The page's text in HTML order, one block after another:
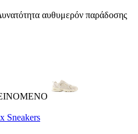
αυθυμερόν παράδοσης
Sneakers